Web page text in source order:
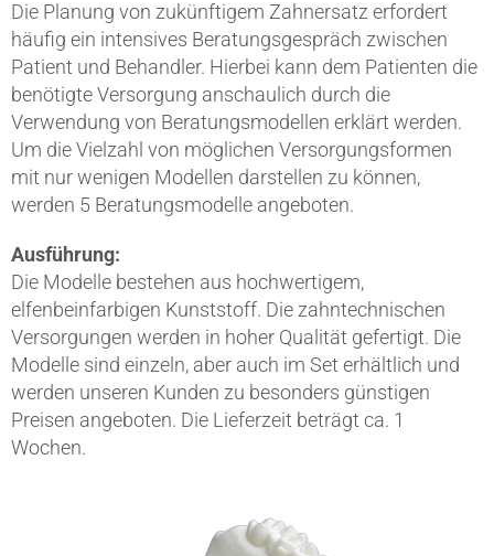
Die Planung von zukünftigem Zahnersatz erfordert
häufig ein intensives Beratungsgespräch zwischen
Patient und Behandler. Hierbei kann dem Patienten die
benötigte Versorgung anschaulich durch die
Verwendung von Beratungsmodellen erklärt werden.
Um die Vielzahl von möglichen Versorgungsformen
mit nur wenigen Modellen darstellen zu können,
werden 5 Beratungsmodelle angeboten.
Ausführung:
Die Modelle bestehen aus hochwertigem,
elfenbeinfarbigen Kunststoff. Die zahntechnischen
Versorgungen werden in hoher Qualität gefertigt. Die
Modelle sind einzeln, aber auch im Set erhältlich und
werden unseren Kunden zu besonders günstigen
Preisen angeboten. Die Lieferzeit beträgt ca. 1
Wochen.